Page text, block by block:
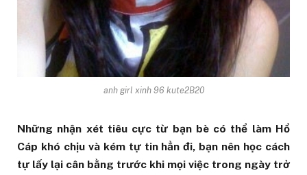
anh girl xinh 96 kute2B20
Những nhận xét tiêu cực từ bạn bè có thể làm Hổ
Cáp khó chịu và kém tự tin hẳn đi, bạn nên học cách
tự lấy lại cân bằng trước khi mọi việc trong ngày trở